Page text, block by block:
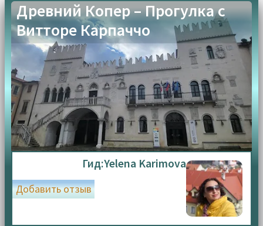
Древний Копер – Прогулка с
Витторе Карпаччо
Гид:Yelena Karimova
Добавить отзыв